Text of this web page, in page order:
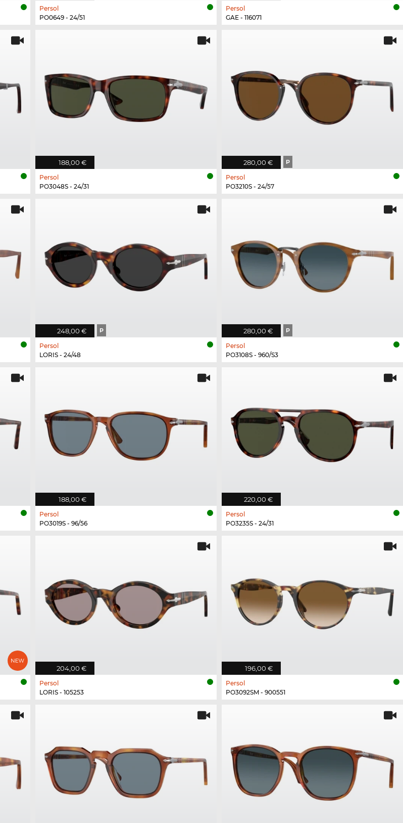
Persol
PO0649 - 24/51
Persol
GAE - 116071
188,00 €
Persol
PO3048S - 24/31
280,00 € P
Persol
PO3210S - 24/57
248,00 € P
Persol
LORIS - 24/48
280,00 € P
Persol
PO3108S - 960/S3
188,00 €
Persol
PO3019S - 96/56
220,00 €
Persol
PO3235S - 24/31
204,00 €
Persol
LORIS - 105253
196,00 €
Persol
PO3092SM - 900551